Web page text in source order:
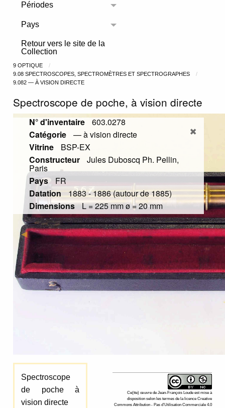
Périodes
Toggle menu
Pays
Toggle menu
Retour vers le site de la
Collection
9 OPTIQUE
9.08 SPECTROSCOPES, SPECTROMÈTRES ET SPECTROGRAPHES
9.082 — À VISION DIRECTE
Spectroscope de poche, à vision directe
Previous Slide
◀︎
N° d'inventaire
603.0278
Catégorie
— à vision directe
Vitrine
BSP-EX
Constructeur
Jules Duboscq Ph. Pellin,
Paris
Pays FR
Datation
1883 - 1886 (autour de 1885)
Dimensions L = 225 mm ø = 20 mm
Spectroscope
de poche à
vision directe
Ce(tte) œuvre de Jean-François Loude est mise à
disposition selon les termes de la licence Creative
Commons Attribution - Pas d’Utilisation Commerciale 4.0